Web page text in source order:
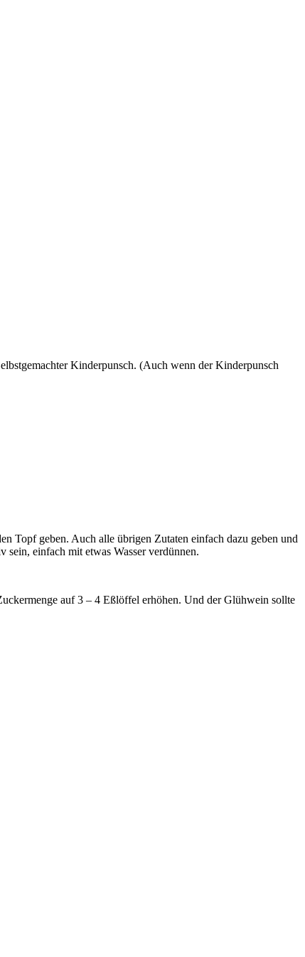
Kinderpunsch. (Auch wenn der Kinderpunsch
Topf geben. Auch alle übrigen Zutaten einfach dazu geben und
sein, einfach mit etwas Wasser verdünnen.
auf 3 – 4 Eßlöffel erhöhen. Und der Glühwein sollte